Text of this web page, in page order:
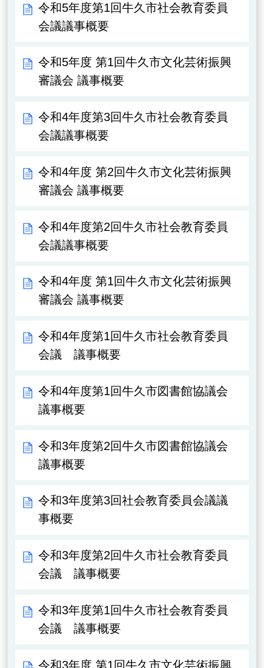
令和5年度第1回牛久市社会教育委員
会議議事概要
令和5年度 第1回牛久市文化芸術振興
審議会 議事概要
令和4年度第3回牛久市社会教育委員
会議議事概要
令和4年度 第2回牛久市文化芸術振興
審議会 議事概要
令和4年度第2回牛久市社会教育委員
会議議事概要
令和4年度 第1回牛久市文化芸術振興
審議会 議事概要
令和4年度第1回牛久市社会教育委員
会議 議事概要
令和4年度第1回牛久市図書館協議会
議事概要
令和3年度第2回牛久市図書館協議会
議事概要
令和3年度第3回社会教育委員会議議
事概要
令和3年度第2回牛久市社会教育委員
会議 議事概要
令和3年度第1回牛久市社会教育委員
会議 議事概要
令和3年度 第1回牛久市文化芸術振興